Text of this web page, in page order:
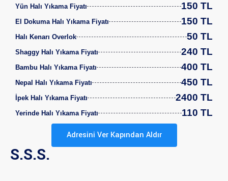
Yün Halı Yıkama Fiyatı 150 TL
El Dokuma Halı Yıkama Fiyatı 150 TL
Halı Kenarı Overlok 50 TL
Shaggy Halı Yıkama Fiyatı 240 TL
Bambu Halı Yıkama Fiyatı 400 TL
Nepal Halı Yıkama Fiyatı 450 TL
İpek Halı Yıkama Fiyatı 2400 TL
Yerinde Halı Yıkama Fiyatı 110 TL
Adresini Ver Kapından Aldır
S.S.S.